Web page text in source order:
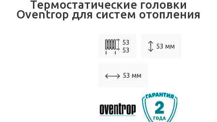
Термостатические головки
Oventrop для систем отопления
53
53
53 мм
53 мм